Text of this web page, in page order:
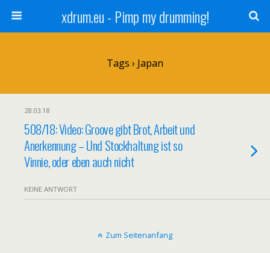
xdrum.eu - Pimp my drumming!
Tags › Japan
28.03.18
508/18: Video: Groove gibt Brot, Arbeit und
Anerkennung – Und Stockhaltung ist so
Vinnie, oder eben auch nicht
KEINE ANTWORT
Zum Seitenanfang